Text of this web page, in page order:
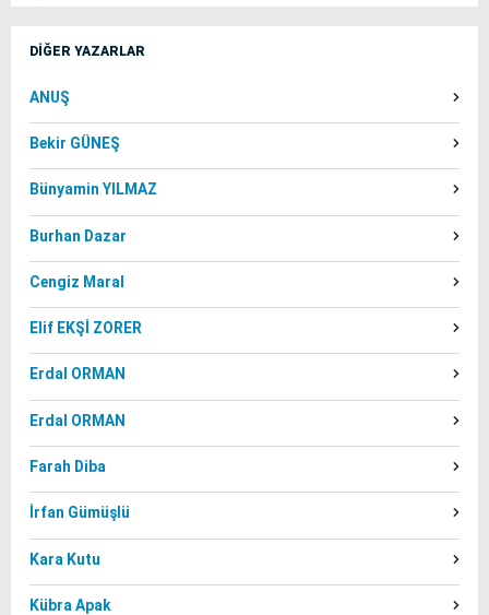
DİĞER YAZARLAR
ANUŞ
Bekir GÜNEŞ
Bünyamin YILMAZ
Burhan Dazar
Cengiz Maral
Elif EKŞİ ZORER
Erdal ORMAN
Erdal ORMAN
Farah Diba
İrfan Gümüşlü
Kara Kutu
Kübra Apak